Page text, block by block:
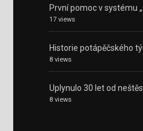
První pomoc v systému
17 views
Historie potápěčského
8 views
Uplynulo 30 let od
8 views